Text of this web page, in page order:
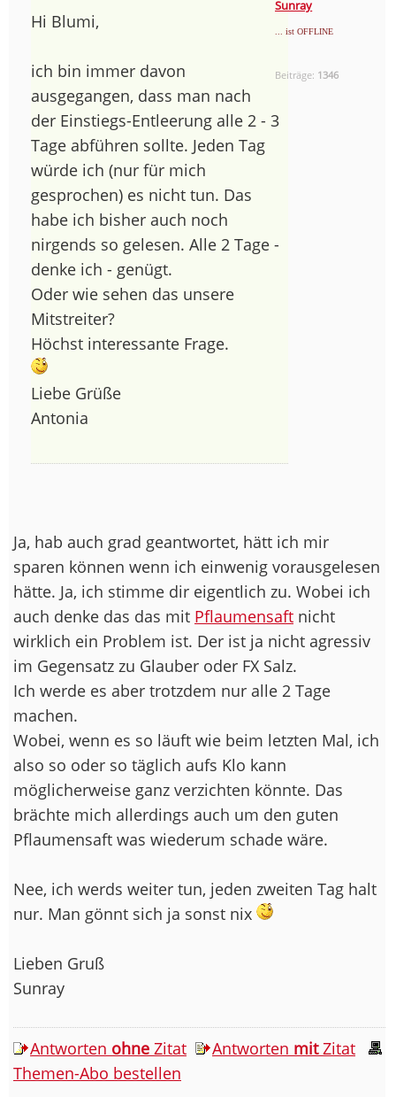
Sunray
... ist OFFLINE
Beiträge: 1346
Hi Blumi,
ich bin immer davon
ausgegangen, dass man nach
der Einstiegs-Entleerung alle 2 - 3
Tage abführen sollte. Jeden Tag
würde ich (nur für mich
gesprochen) es nicht tun. Das
habe ich bisher auch noch
nirgends so gelesen. Alle 2 Tage -
denke ich - genügt.
Oder wie sehen das unsere
Mitstreiter?
Höchst interessante Frage.
Liebe Grüße
Antonia
Ja, hab auch grad geantwortet, hätt ich mir
sparen können wenn ich einwenig vorausgelesen
hätte. Ja, ich stimme dir eigentlich zu. Wobei ich
auch denke das das mit Pflaumensaft nicht
wirklich ein Problem ist. Der ist ja nicht agressiv
im Gegensatz zu Glauber oder FX Salz.
Ich werde es aber trotzdem nur alle 2 Tage
machen.
Wobei, wenn es so läuft wie beim letzten Mal, ich
also so oder so täglich aufs Klo kann
möglicherweise ganz verzichten könnte. Das
brächte mich allerdings auch um den guten
Pflaumensaft was wiederum schade wäre.
Nee, ich werds weiter tun, jeden zweiten Tag halt
nur. Man gönnt sich ja sonst nix
Lieben Gruß
Sunray
Antworten ohne Zitat Antworten mitZitat
Themen-Abo bestellen